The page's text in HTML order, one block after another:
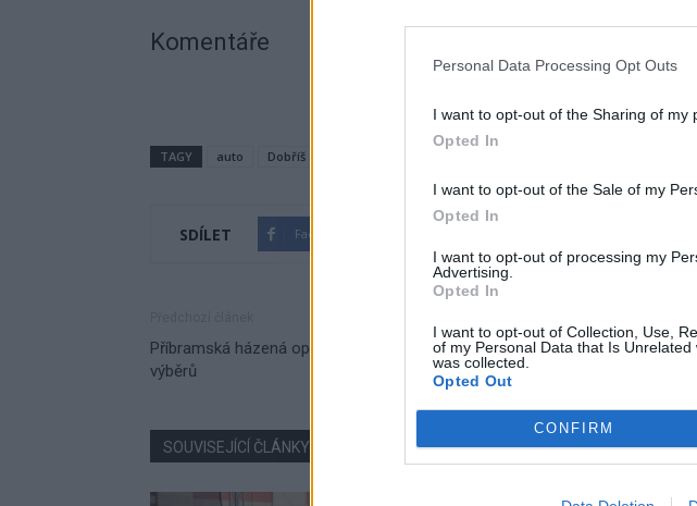
Personal Data Processing Opt Outs
I want to opt-out of the Sharing of my
Opted In
I want to opt-out of the Sale of my
Opted In
I want to opt-out of processing my
Advertising.
Opted In
I want to opt-out of Collection, Use,
of my Personal Data that Is
was collected.
Opted Out
CONFIRM
Komentáře
TAGY auto Dobříš
SDÍLET Facebook
Příbramská házená opět v hledáčku krajských
výběrů
SOUVISEJÍCÍ ČLÁNKY VÍCE OD AUTORA